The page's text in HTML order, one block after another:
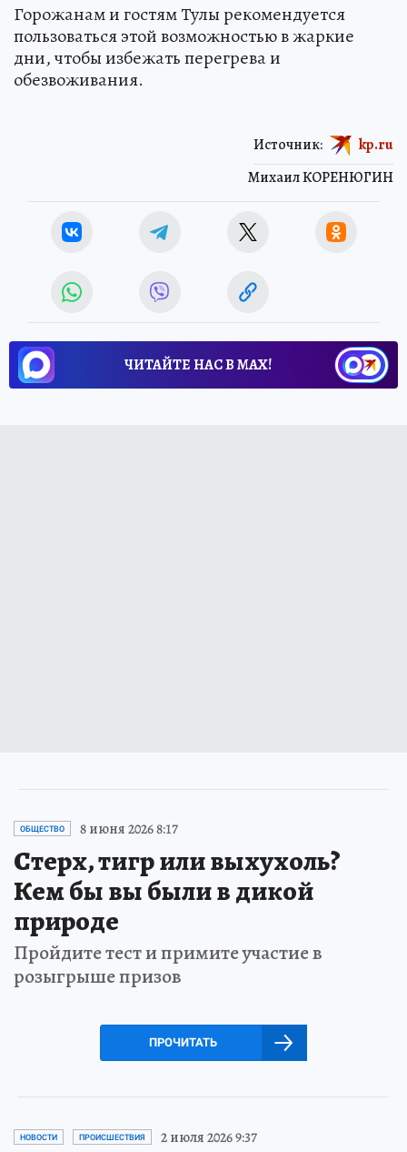
Горожанам и гостям Тулы рекомендуется
пользоваться этой возможностью в жаркие
дни, чтобы избежать перегрева и
обезвоживания.
Михаил КОРЕНЮГИН
Источник: kp.ru
ЧИТАЙТЕ НАС В МАХ!
ОБЩЕСТВО 8 июня 2026 8:17
Стерх, тигр или выхухоль?
Кем бы вы были в дикой
природе
Пройдите тест и примите участие в
розыгрыше призов
ПРОЧИТАТЬ
НОВОСТИ ПРОИСШЕСТВИЯ 2 июля 2026 9:37